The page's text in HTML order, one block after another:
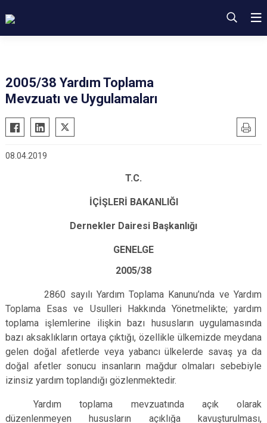
2005/38 Yardım Toplama
Mevzuatı ve Uygulamaları
08.04.2019
T.C.
İÇİŞLERİ BAKANLIĞI
Dernekler Dairesi Başkanlığı
GENELGE
2005/38
2860 sayılı Yardım Toplama Kanunu’nda ve Yardım
Toplama Esas ve Usulleri Hakkında Yönetmelikte; yardım
toplama işlemlerine ilişkin bazı hususların uygulamasında
bazı aksaklıkların ortaya çıktığı, özellikle ülkemizde meydana
gelen doğal afetlerde veya yabancı ülkelerde savaş ya da
doğal afetler sonucu insanların mağdur olmaları sebebiyle
izinsiz yardım toplandığı gözlenmektedir.
Yardım toplama mevzuatında açık olarak
düzenlenmeyen hususların açıklığa kavuşturulması,